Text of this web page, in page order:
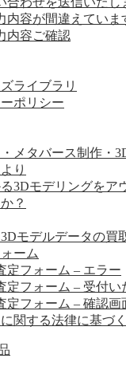
内容が間違えていま
内容ご確認
ライブラリ
ポリシー
メタバース制作・
り
3Dモデリングをア
？
モデルデータの買
ーム
定フォーム – エラー
定フォーム – 受付い
定フォーム – 確認画
関する法律に基づ